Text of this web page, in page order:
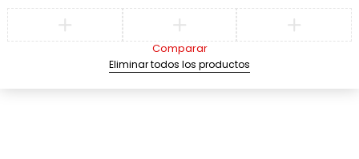
Comparar
Eliminar todos los productos